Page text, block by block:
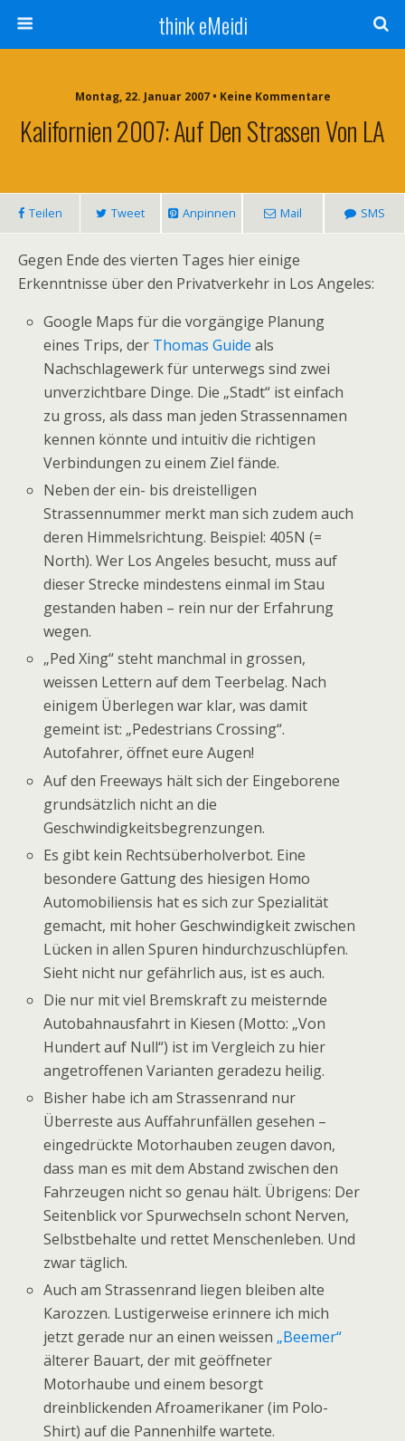
think eMeidi
Montag, 22. Januar 2007 • Keine Kommentare
Kalifornien 2007: Auf Den Strassen Von LA
Teilen Tweet Anpinnen Mail SMS
Gegen Ende des vierten Tages hier einige
Erkenntnisse über den Privatverkehr in Los Angeles:
Google Maps für die vorgängige Planung
eines Trips, der Thomas Guide als
Nachschlagewerk für unterwegs sind zwei
unverzichtbare Dinge. Die „Stadt“ ist einfach
zu gross, als dass man jeden Strassennamen
kennen könnte und intuitiv die richtigen
Verbindungen zu einem Ziel fände.
Neben der ein- bis dreistelligen
Strassennummer merkt man sich zudem auch
deren Himmelsrichtung. Beispiel: 405N (=
North). Wer Los Angeles besucht, muss auf
dieser Strecke mindestens einmal im Stau
gestanden haben – rein nur der Erfahrung
wegen.
„Ped Xing“ steht manchmal in grossen,
weissen Lettern auf dem Teerbelag. Nach
einigem Überlegen war klar, was damit
gemeint ist: „Pedestrians Crossing“.
Autofahrer, öffnet eure Augen!
Auf den Freeways hält sich der Eingeborene
grundsätzlich nicht an die
Geschwindigkeitsbegrenzungen.
Es gibt kein Rechtsüberholverbot. Eine
besondere Gattung des hiesigen Homo
Automobiliensis hat es sich zur Spezialität
gemacht, mit hoher Geschwindigkeit zwischen
Lücken in allen Spuren hindurchzuschlüpfen.
Sieht nicht nur gefährlich aus, ist es auch.
Die nur mit viel Bremskraft zu meisternde
Autobahnausfahrt in Kiesen (Motto: „Von
Hundert auf Null“) ist im Vergleich zu hier
angetroffenen Varianten geradezu heilig.
Bisher habe ich am Strassenrand nur
Überreste aus Auffahrunfällen gesehen –
eingedrückte Motorhauben zeugen davon,
dass man es mit dem Abstand zwischen den
Fahrzeugen nicht so genau hält. Übrigens: Der
Seitenblick vor Spurwechseln schont Nerven,
Selbstbehalte und rettet Menschenleben. Und
zwar täglich.
Auch am Strassenrand liegen bleiben alte
Karozzen. Lustigerweise erinnere ich mich
jetzt gerade nur an einen weissen „Beemer“
älterer Bauart, der mit geöffneter
Motorhaube und einem besorgt
dreinblickenden Afroamerikaner (im Polo-
Shirt) auf die Pannenhilfe wartete.